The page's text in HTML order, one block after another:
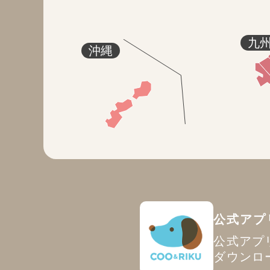
九
沖縄
公式アプ
公式アプ
ダウンロ